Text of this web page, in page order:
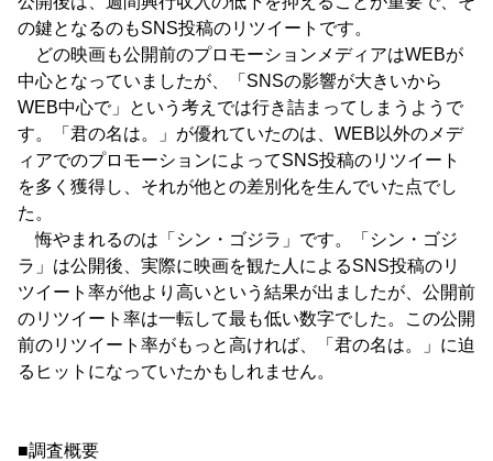
の鍵となるのもSNS投稿のリツイートです。
どの映画も公開前のプロモーションメディアはWEBが
中心となっていましたが、「SNSの影響が大きいから
WEB中心で」という考えでは行き詰まってしまうようで
す。「君の名は。」が優れていたのは、WEB以外のメデ
ィアでのプロモーションによってSNS投稿のリツイート
を多く獲得し、それが他との差別化を生んでいた点でし
た。
悔やまれるのは「シン・ゴジラ」です。「シン・ゴジ
ラ」は公開後、実際に映画を観た人によるSNS投稿のリ
ツイート率が他より高いという結果が出ましたが、公開前
のリツイート率は一転して最も低い数字でした。この公開
前のリツイート率がもっと高ければ、「君の名は。」に迫
るヒットになっていたかもしれません。
■調査概要